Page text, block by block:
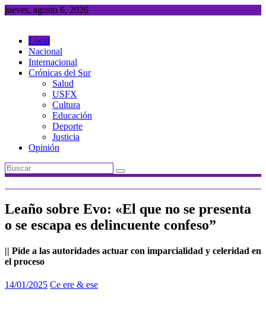
Saltar
jueves, agosto 6, 2026
Local
Nacional
Internacional
Crónicas del Sur
Salud
USFX
Cultura
Educación
Deporte
Justicia
Opinión
Leaño sobre Evo: «El que no se presenta
o se escapa es delincuente confeso”
|| Pide a las autoridades actuar con imparcialidad y celeridad en
el proceso
14/01/2025 Ce ere & ese